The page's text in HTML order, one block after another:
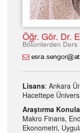
Öğr. Gör. Dr.
Bölümlerden Ders
Lisans: Ankara
Hacettepe
Araştırma
Makro Finans,
Ekonometri,